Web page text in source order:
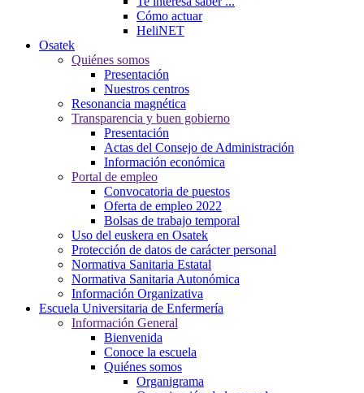
Cómo actuar
HeliNET
Osatek
Quiénes somos
Presentación
Nuestros centros
Resonancia magnética
Transparencia y buen gobierno
Presentación
Actas del Consejo de Administración
Información económica
Portal de empleo
Convocatoria de puestos
Oferta de empleo 2022
Bolsas de trabajo temporal
Uso del euskera en Osatek
Protección de datos de carácter personal
Normativa Sanitaria Estatal
Normativa Sanitaria Autonómica
Información Organizativa
Escuela Universitaria de Enfermería
Información General
Bienvenida
Conoce la escuela
Quiénes somos
Organigrama